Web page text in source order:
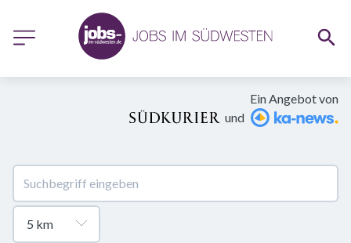
Ein Angebot von
und